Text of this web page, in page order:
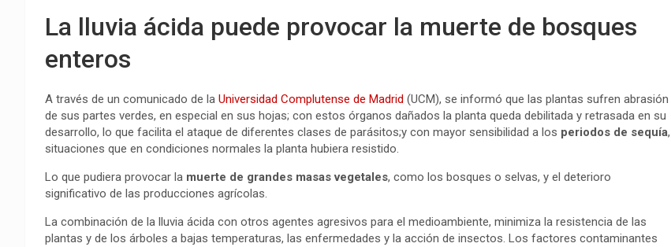
La lluvia ácida puede provocar la muerte de bosques
enteros
A través de un comunicado de la Universidad Complutense de Madrid (UCM), se informó que las plantas sufren abrasión
de sus partes verdes, en especial en sus hojas; con estos órganos dañados la planta queda debilitada y retrasada en su
desarrollo, lo que facilita el ataque de diferentes clases de parásitos;y con mayor sensibilidad a los periodos de sequía,
situaciones que en condiciones normales la planta hubiera resistido.
Lo que pudiera provocar la muerte de grandes masas vegetales, como los bosques o selvas, y el deterioro
significativo de las producciones agrícolas.
La combinación de la lluvia ácida con otros agentes agresivos para el medioambiente, minimiza la resistencia de las
plantas y de los árboles a bajas temperaturas, las enfermedades y la acción de insectos. Los factores contaminantes